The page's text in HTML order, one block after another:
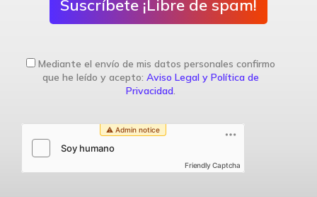
Suscríbete ¡Libre de spam!
Mediante el envío de mis datos personales confirmo
que he leído y acepto: Aviso Legal y Política de
Privacidad.
Friendly Captcha